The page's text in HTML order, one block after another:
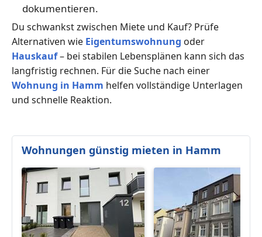
dokumentieren.
Du schwankst zwischen Miete und Kauf? Prüfe
Alternativen wie Eigentumswohnung oder
Hauskauf– bei stabilen Lebensplänen kann sich das
langfristig rechnen. Für die Suche nach einer
Wohnung in Hamm helfen vollständige Unterlagen
und schnelle Reaktion.
Wohnungen günstig mieten in Hamm